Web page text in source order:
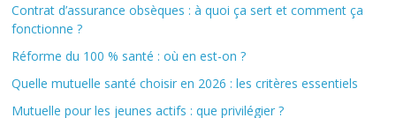
Contrat d’assurance obsèques : à quoi ça sert et comment ça
fonctionne ?
Réforme du 100 % santé : où en est-on ?
Quelle mutuelle santé choisir en 2026 : les critères essentiels
Mutuelle pour les jeunes actifs : que privilégier ?